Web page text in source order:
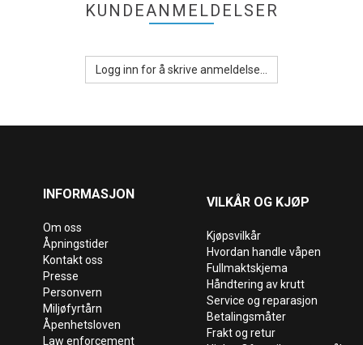
KUNDEANMELDELSER
Logg inn for å skrive anmeldelse...
INFORMASJON
Om oss
Åpningstider
Kontakt oss
Presse
Personvern
Miljøfyrtårn
Åpenhetsloven
Law enforcement
VILKÅR OG KJØP
Kjøpsvilkår
Hvordan handle våpen
Fullmaktskjema
Håndtering av krutt
Service og reparasjon
Betalingsmåter
Frakt og retur